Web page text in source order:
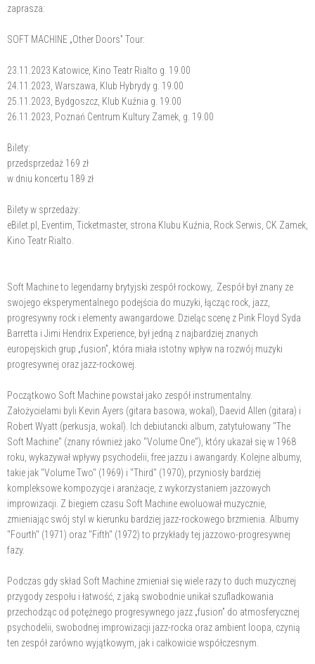
zaprasza:
SOFT MACHINE „Other Doors” Tour:
23.11.2023 Katowice, Kino Teatr Rialto g. 19.00
24.11.2023, Warszawa, Klub Hybrydy g. 19.00
25.11.2023, Bydgoszcz, Klub Kuźnia g. 19.00
26.11.2023, Poznań Centrum Kultury Zamek, g. 19.00
Bilety:
przedsprzedaż 169 zł
w dniu koncertu 189 zł
Bilety w sprzedaży:
eBilet.pl, Eventim, Ticketmaster, strona Klubu Kuźnia, Rock Serwis, CK Zamek,
Kino Teatr Rialto.
Soft Machine to legendarny brytyjski zespół rockowy,. Zespół był znany ze
swojego eksperymentalnego podejścia do muzyki, łącząc rock, jazz,
progresywny rock i elementy awangardowe. Dzieląc scenę z Pink Floyd Syda
Barretta i Jimi Hendrix Experience, był jedną z najbardziej znanych
europejskich grup „fusion”, która miała istotny wpływ na rozwój muzyki
progresywnej oraz jazz-rockowej.
Początkowo Soft Machine powstał jako zespół instrumentalny.
Założycielami byli Kevin Ayers (gitara basowa, wokal), Daevid Allen (gitara) i
Robert Wyatt (perkusja, wokal). Ich debiutancki album, zatytułowany "The
Soft Machine" (znany również jako "Volume One"), który ukazał się w 1968
roku, wykazywał wpływy psychodelii, free jazzu i awangardy. Kolejne albumy,
takie jak "Volume Two" (1969) i "Third" (1970), przyniosły bardziej
kompleksowe kompozycje i aranżacje, z wykorzystaniem jazzowych
improwizacji. Z biegiem czasu Soft Machine ewoluował muzycznie,
zmieniając swój styl w kierunku bardziej jazz-rockowego brzmienia. Albumy
"Fourth" (1971) oraz "Fifth" (1972) to przykłady tej jazzowo-progresywnej
fazy.
Podczas gdy skład Soft Machine zmieniał się wiele razy to duch muzycznej
przygody zespołu i łatwość, z jaką swobodnie unikał szufladkowania
przechodząc od potężnego progresywnego jazz „fusion” do atmosferycznej
psychodelii, swobodnej improwizacji jazz-rocka oraz ambient loopa, czynią
ten zespół zarówno wyjątkowym, jak i całkowicie współczesnym.